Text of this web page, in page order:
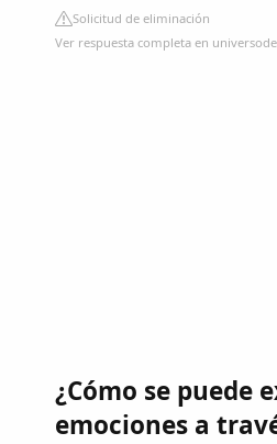
Solicitud de eliminación
Ver respuesta completa en
¿Cómo se puede
emociones a